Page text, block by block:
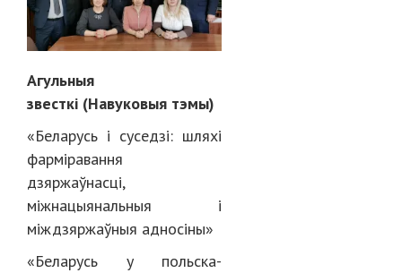
Агульныя
звесткі (Навуковыя тэмы)
«Беларусь і суседзі: шляхі
фарміравання
дзяржаўнасці,
міжнацыянальныя і
міждзяржаўныя адносіны»
«Беларусь у польска-